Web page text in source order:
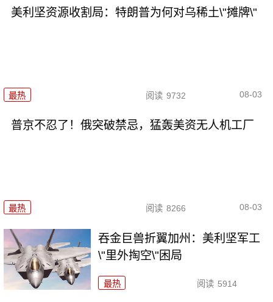
美利坚资源收割局：特朗普为何对乌稀土\"摊牌\"
最热 阅读 9732 08-03
普京不忍了！俄突破禁忌，猛轰美资无人机工厂
最热 阅读 8266 08-03
吞金巨兽折翼加州：美利坚军工
\"里外掏空\"困局
最热 阅读 5914